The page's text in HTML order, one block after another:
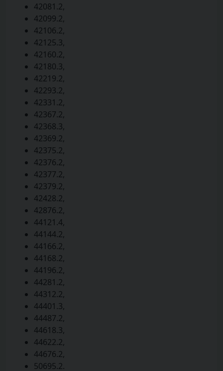
42081.2,
42099.2,
42106.2,
42125.3,
42160.2,
42180.3,
42219.2,
42293.2,
42331.2,
42367.2,
42368.3,
42369.2,
42375.2,
42376.2,
42377.2,
42379.2,
42428.2,
42876.2,
44121.4,
44144.2,
44166.2,
44168.2,
44196.2,
44281.2,
44312.2,
44401.3,
44487.2,
44618.3,
44622.2,
44676.2,
50695.2.